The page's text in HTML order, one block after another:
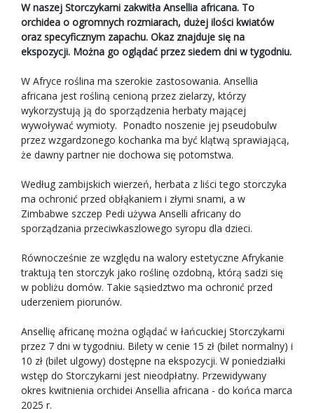
W naszej Storczykarni zakwitła Ansellia africana. To
orchidea o ogromnych rozmiarach, dużej ilości kwiatów
oraz specyficznym zapachu. Okaz znajduje się na
ekspozycji. Można go oglądać przez siedem dni w tygodniu.
W Afryce roślina ma szerokie zastosowania. Ansellia
africana jest rośliną cenioną przez zielarzy, którzy
wykorzystują ją do sporządzenia herbaty mającej
wywoływać wymioty. Ponadto noszenie jej pseudobulw
przez wzgardzonego kochanka ma być klątwą sprawiającą,
że dawny partner nie dochowa się potomstwa.
Według zambijskich wierzeń, herbata z liści tego storczyka
ma ochronić przed obłąkaniem i złymi snami, a w
Zimbabwe szczep Pedi używa Anselli africany do
sporządzania przeciwkaszlowego syropu dla dzieci.
Równocześnie ze względu na walory estetyczne Afrykanie
traktują ten storczyk jako roślinę ozdobną, którą sadzi się
w pobliżu domów. Takie sąsiedztwo ma ochronić przed
uderzeniem piorunów.
Ansellię africanę można oglądać w łańcuckiej Storczykarni
przez 7 dni w tygodniu. Bilety w cenie 15 zł (bilet normalny) i
10 zł (bilet ulgowy) dostępne na ekspozycji. W poniedziałki
wstęp do Storczykarni jest nieodpłatny. Przewidywany
okres kwitnienia orchidei Ansellia africana - do końca marca
2025 r.